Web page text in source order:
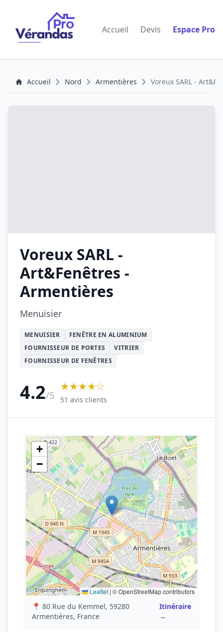
Accueil Devis Espace Pro
Accueil Nord Armentières Voreux SARL -
Voreux SARL -
Art&Fenêtres -
Armentières
Menuisier
MENUISIER
FENÊTRE EN ALUMINIUM
FOURNISSEUR DE PORTES
VITRIER
FOURNISSEUR DE FENÊTRES
4.2/5
★★★★☆
51 avis clients
+
−
Leaflet | © OpenStreetMap contributors
📍 80 Rue du Kemmel, 59280
Armentières, France
Itinéraire
→